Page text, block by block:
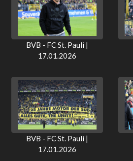
BVB - FC St. Pauli |
17.01.2026
BVB - FC St. Pauli |
17.01.2026